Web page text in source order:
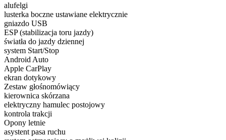
alufelgi
lusterka boczne ustawiane elektrycznie
gniazdo USB
ESP (stabilizacja toru jazdy)
światła do jazdy dziennej
system Start/Stop
Android Auto
Apple CarPlay
ekran dotykowy
Zestaw głośnomówiący
kierownica skórzana
elektryczny hamulec postojowy
kontrola trakcji
Opony letnie
asystent pasa ruchu